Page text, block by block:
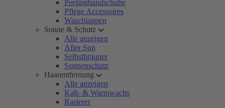
Peelinghandschuhe
Pflege Accessoires
Waschlappen
Sonne & Schutz
Alle anzeigen
After Sun
Selbstbräuner
Sonnenschutz
Haarentfernung
Alle anzeigen
Kalt- & Warmwachs
Rasierer